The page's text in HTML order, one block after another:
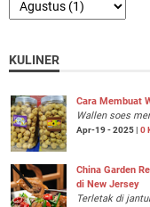
KULINER
Cara Membuat
Wallen soes
Apr-19 - 2025 | 0
China Garden
di New Jersey
Terletak di